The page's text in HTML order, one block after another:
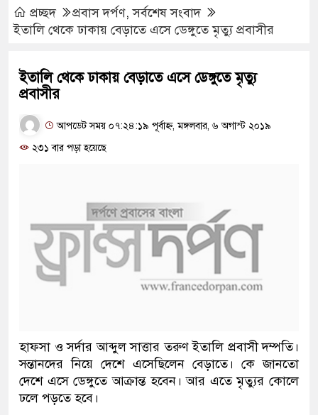
প্রচ্ছদ প্রবাস দর্পণ,সর্বশেষ সংবাদ
ইতালি থেকে ঢাকায় বেড়াতে এসে ডেঙ্গুতে মৃত্যু প্রবাসীর
ইতালি থেকে ঢাকায় বেড়াতে এসে ডেঙ্গুতে মৃত্যু
প্রবাসীর
আপডেট সময় ০৭:২৪:১৯ পূর্বাহ্ন, মঙ্গলবার, ৬ অগাস্ট ২০১৯
২৩১ বার পড়া হয়েছে
হাফসা ও সর্দার আব্দুল সাত্তার তরুণ ইতালি প্রবাসী দম্পতি।
সন্তানদের নিয়ে দেশে এসেছিলেন বেড়াতে। কে জানতো
দেশে এসে ডেঙ্গুতে আক্রান্ত হবেন। আর এতে মৃত্যুর কোলে
ঢলে পড়তে হবে।